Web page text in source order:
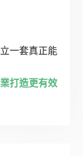
一套真正能
打造更有效